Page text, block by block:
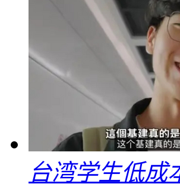
台湾学生低成